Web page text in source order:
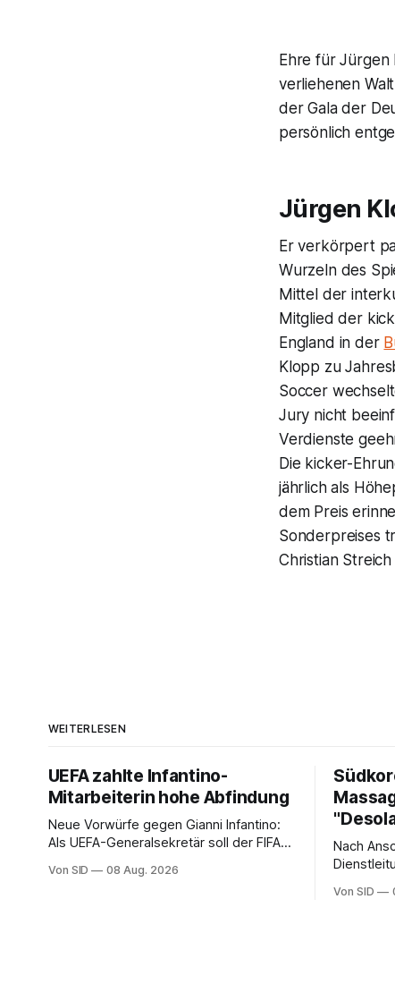
Ehre für Jürgen
verliehenen
der Gala der
persönlich
Jürgen
Er verkörpert
Wurzeln des
Mittel der
Mitglied der
England in der
Klopp zu
Soccer
Jury nicht
Verdienste
Die kicker-
jährlich als
dem Preis
Sonderpreises
Christian Streich
WEITERLESEN
UEFA zahlte Infantino-
Mitarbeiterin hohe Abfindung
Neue Vorwürfe gegen Gianni Infantino:
Als UEFA-Generalsekretär soll der FIFA-
hohe Abfindung ausgehandelt haben.
Von SID 08 Aug. 2026
Nach
Von SID